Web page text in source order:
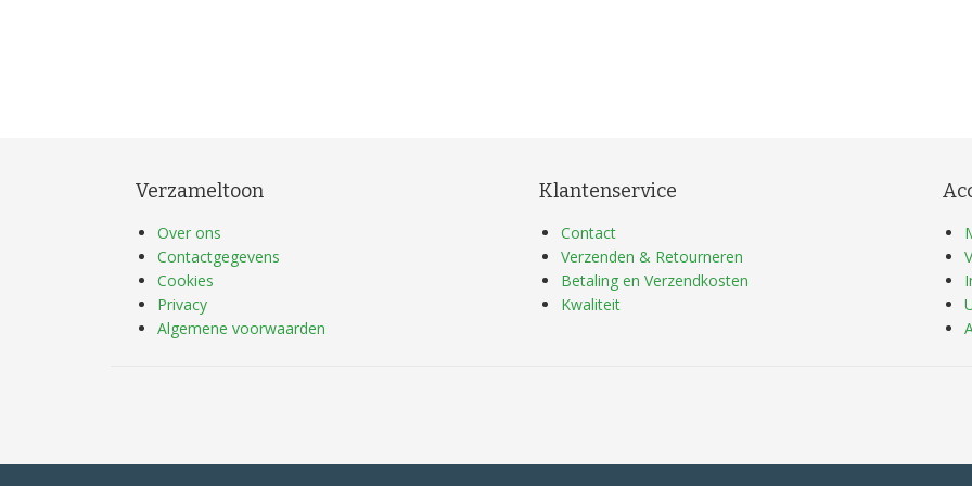
Verzameltoon
Over ons
Contactgegevens
Cookies
Privacy
Algemene voorwaarden
Klantenservice
Contact
Verzenden & Retourneren
Betaling en Verzendkosten
Kwaliteit